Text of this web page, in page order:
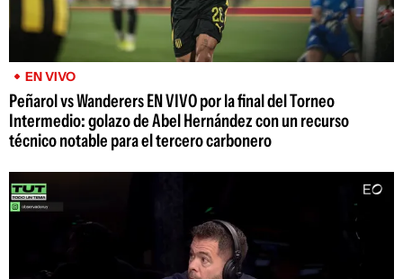
EN VIVO
Peñarol vs Wanderers EN VIVO por la final del Torneo
Intermedio: golazo de Abel Hernández con un recurso
técnico notable para el tercero carbonero